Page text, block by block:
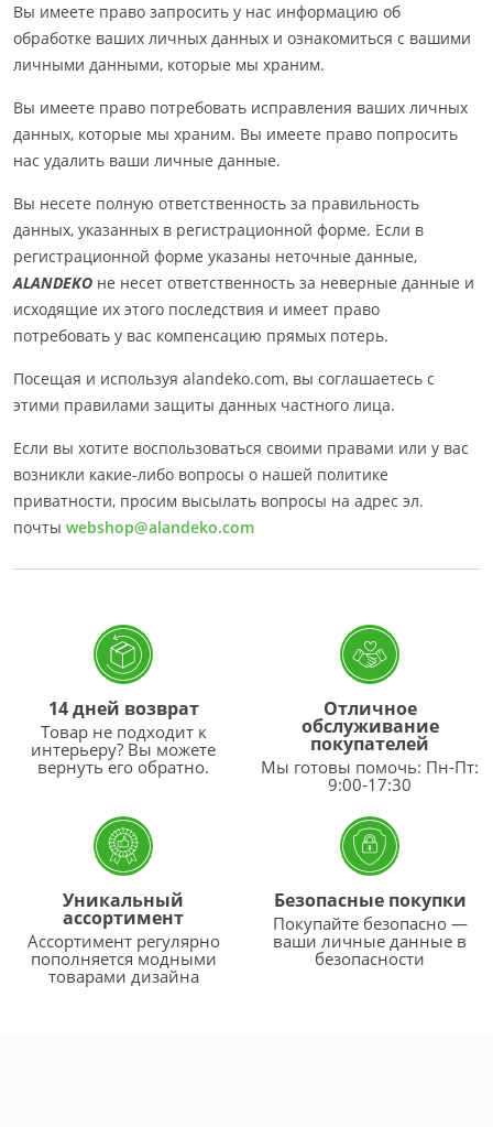
Вы имеете право запросить у нас информацию об
обработке ваших личных данных и ознакомиться с вашими
личными данными, которые мы храним.
Вы имеете право потребовать исправления ваших личных
данных, которые мы храним. Вы имеете право попросить
нас удалить ваши личные данные.
Вы несете полную ответственность за правильность
данных, указанных в регистрационной форме. Если в
регистрационной форме указаны неточные данные,
ALANDEKO не несет ответственность за неверные данные и
исходящие их этого последствия и имеет право
потребовать у вас компенсацию прямых потерь.
Посещая и используя alandeko.com, вы соглашаетесь с
этими правилами защиты данных частного лица.
Если вы хотите воспользоваться своими правами или у вас
возникли какие-либо вопросы о нашей политике
приватности, просим высылать вопросы на адрес эл.
почты webshop@alandeko.com
14 дней возврат
Товар не подходит к
интерьеру? Вы можете
вернуть его обратно.
Отличное
обслуживание
покупателей
Мы готовы помочь: Пн-Пт:
9:00-17:30
Уникальный
ассортимент
Ассортимент регулярно
пополняется модными
товарами дизайна
Безопасные покупки
Покупайте безопасно —
ваши личные данные в
безопасности